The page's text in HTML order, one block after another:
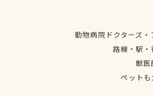
動物病院ドクターズ
路線・駅
獣
ペット